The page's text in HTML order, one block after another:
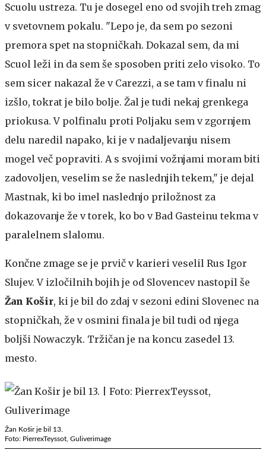
Scuolu ustreza. Tu je dosegel eno od svojih treh zmag
v svetovnem pokalu. "Lepo je, da sem po sezoni
premora spet na stopničkah. Dokazal sem, da mi
Scuol leži in da sem še sposoben priti zelo visoko. To
sem sicer nakazal že v Carezzi, a se tam v finalu ni
izšlo, tokrat je bilo bolje. Žal je tudi nekaj grenkega
priokusa. V polfinalu proti Poljaku sem v zgornjem
delu naredil napako, ki je v nadaljevanju nisem
mogel več popraviti. A s svojimi vožnjami moram biti
zadovoljen, veselim se že naslednjih tekem," je dejal
Mastnak, ki bo imel naslednjo priložnost za
dokazovanje že v torek, ko bo v Bad Gasteinu tekma v
paralelnem slalomu.
Končne zmage se je prvič v karieri veselil Rus Igor
Slujev. V izločilnih bojih je od Slovencev nastopil še
Žan Košir, ki je bil do zdaj v sezoni edini Slovenec na
stopničkah, že v osmini finala je bil tudi od njega
boljši Nowaczyk. Tržičan je na koncu zasedel 13.
mesto.
Žan Košir je bil 13.
Foto: PierrexTeyssot, Guliverimage